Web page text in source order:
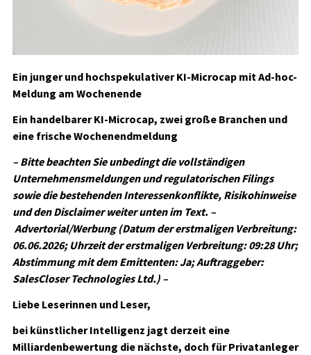
Ein junger und hochspekulativer KI-Microcap mit Ad-hoc-
Meldung am Wochenende
Ein handelbarer KI-Microcap, zwei große Branchen und
eine frische Wochenendmeldung
– Bitte beachten Sie unbedingt die vollständigen
Unternehmensmeldungen und regulatorischen Filings
sowie die bestehenden Interessenkonflikte, Risikohinweise
und den Disclaimer weiter unten im Text. –
Advertorial/Werbung (Datum der erstmaligen Verbreitung:
06.06.2026; Uhrzeit der erstmaligen Verbreitung: 09:28 Uhr;
Abstimmung mit dem Emittenten: Ja; Auftraggeber:
SalesCloser Technologies Ltd.) –
Liebe Leserinnen und Leser,
bei künstlicher Intelligenz jagt derzeit eine
Milliardenbewertung die nächste, doch für Privatanleger